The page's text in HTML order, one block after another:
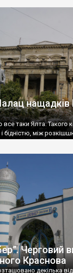
все таки Ялта. Такого
бідністю, між
Черговий
Краснова
декілька